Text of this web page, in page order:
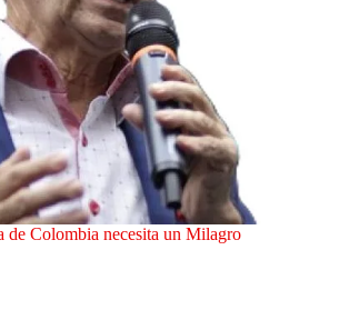
de Colombia necesita un Milagro